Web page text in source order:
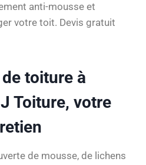
anti-mousse et
votre toit. Devis gratuit
toiture à
Toiture, votre
de mousse, de lichens